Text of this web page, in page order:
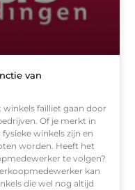
van
failliet gaan door
Of je merkt in
winkels zijn en
worden. Heeft het
te volgen?
kan
die wel nog altijd